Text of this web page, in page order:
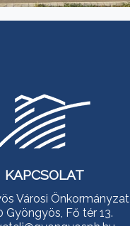
KAPCSOLAT
Városi Önkormányzat
Gyöngyös, Fő tér 13.